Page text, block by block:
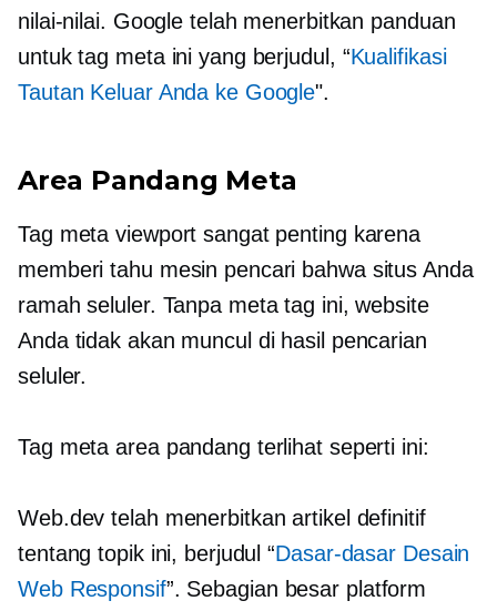
nilai-nilai. Google telah menerbitkan panduan
untuk tag meta ini yang berjudul, “Kualifikasi
Tautan Keluar Anda ke Google".
Area Pandang Meta
Tag meta viewport sangat penting karena
memberi tahu mesin pencari bahwa situs Anda
ramah seluler. Tanpa meta tag ini, website
Anda tidak akan muncul di hasil pencarian
seluler.
Tag meta area pandang terlihat seperti ini:
Web.dev telah menerbitkan artikel definitif
tentang topik ini, berjudul “Dasar-dasar Desain
Web Responsif”. Sebagian besar platform